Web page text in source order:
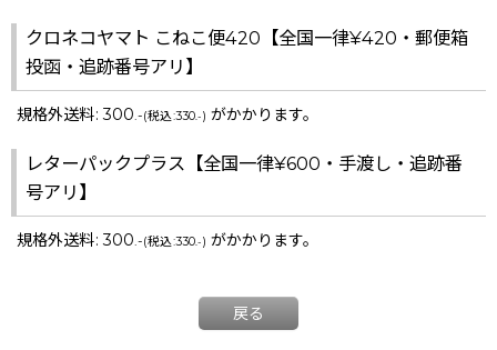
クロネコヤマト こねこ便420【全国一律¥420・郵便箱
投函・追跡番号アリ】
規格外送料: 300.-(税込:330.-) がかかります。
レターパックプラス【全国一律¥600・手渡し・追跡番
号アリ】
規格外送料: 300.-(税込:330.-) がかかります。
戻る